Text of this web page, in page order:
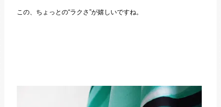
この、ちょっとの“ラクさ”が嬉しいですね。